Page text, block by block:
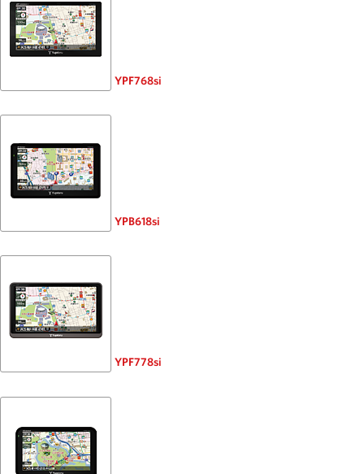
YPF768si
YPB618si
YPF778si